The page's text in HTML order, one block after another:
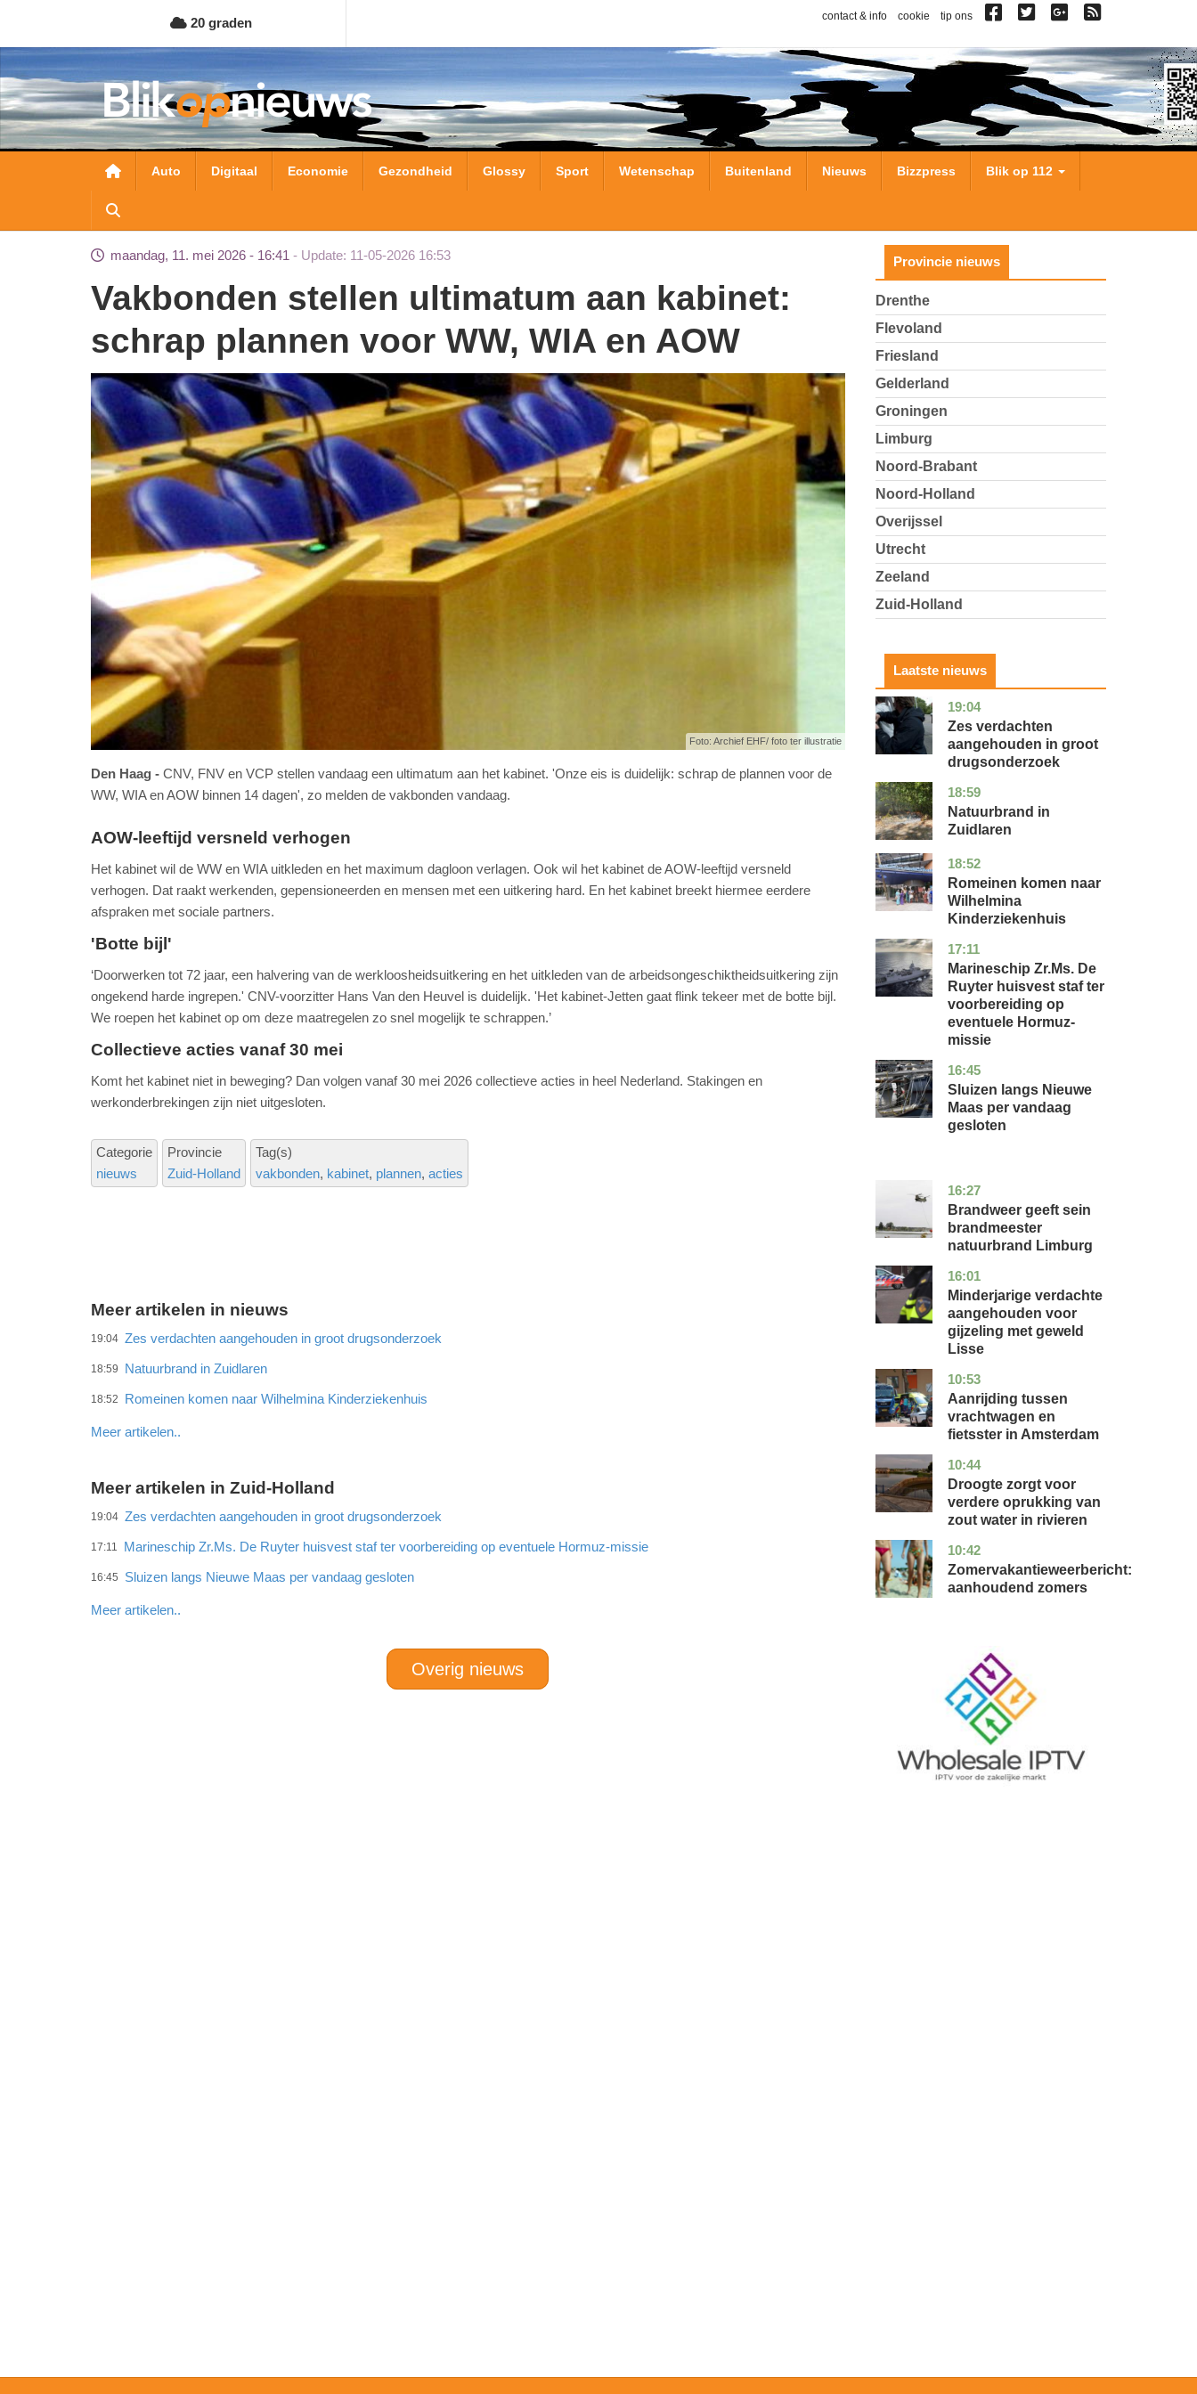
naar
de
inhoud
gaan
20 graden contact & info cookie tip ons
Hoofdnavigatie
Auto Digitaal Economie Gezondheid Glossy Sport Wetenschap Buitenland Nieuws Bizzpress Blik op 112
maandag, 11. mei 2026 - 16:41 Update: 11-05-2026 16:53
Vakbonden stellen ultimatum aan kabinet:
schrap plannen voor WW, WIA en AOW
Foto: Archief EHF/ foto ter illustratie
Den Haag
CNV, FNV en VCP stellen vandaag een ultimatum aan het kabinet. 'Onze eis is duidelijk: schrap de plannen voor de
WW, WIA en AOW binnen 14 dagen', zo melden de vakbonden vandaag.
AOW-leeftijd versneld verhogen
Het kabinet wil de WW en WIA uitkleden en het maximum dagloon verlagen. Ook wil het kabinet de AOW-leeftijd versneld
verhogen. Dat raakt werkenden, gepensioneerden en mensen met een uitkering hard. En het kabinet breekt hiermee eerdere
afspraken met sociale partners.
'Botte bijl'
‘Doorwerken tot 72 jaar, een halvering van de werkloosheidsuitkering en het uitkleden van de arbeidsongeschiktheidsuitkering zijn
ongekend harde ingrepen.' CNV-voorzitter Hans Van den Heuvel is duidelijk. 'Het kabinet-Jetten gaat flink tekeer met de botte bijl.
We roepen het kabinet op om deze maatregelen zo snel mogelijk te schrappen.’
Collectieve acties vanaf 30 mei
Komt het kabinet niet in beweging? Dan volgen vanaf 30 mei 2026 collectieve acties in heel Nederland. Stakingen en
werkonderbrekingen zijn niet uitgesloten.
Categorie
nieuws
Provincie
Zuid-Holland
Tag(s)
vakbonden kabinet plannen acties
Meer artikelen in nieuws
19:04 Zes verdachten aangehouden in groot drugsonderzoek
18:59 Natuurbrand in Zuidlaren
18:52 Romeinen komen naar Wilhelmina Kinderziekenhuis
Meer artikelen..
Meer artikelen in Zuid-Holland
19:04 Zes verdachten aangehouden in groot drugsonderzoek
17:11 Marineschip Zr.Ms. De Ruyter huisvest staf ter voorbereiding op eventuele Hormuz-missie
16:45 Sluizen langs Nieuwe Maas per vandaag gesloten
Meer artikelen..
Overig nieuws
Provincie nieuws
Drenthe
Flevoland
Friesland
Gelderland
Groningen
Limburg
Noord-Brabant
Noord-Holland
Overijssel
Utrecht
Zeeland
Zuid-Holland
Laatste nieuws
19:04
zuid-
holland
nieuws
Zes verdachten
aangehouden in groot
drugsonderzoek
18:59
drenthe
nieuws
Natuurbrand in
Zuidlaren
18:52
utrecht
nieuws
Romeinen komen naar
Wilhelmina
Kinderziekenhuis
17:11
zuid-
holland
nieuws
Marineschip Zr.Ms. De
Ruyter huisvest staf ter
voorbereiding op
eventuele Hormuz-
missie
16:45
zuid-
holland
nieuws
Sluizen langs Nieuwe
Maas per vandaag
gesloten
16:27
limburg
nieuws
Brandweer geeft sein
brandmeester
natuurbrand Limburg
16:01
zuid-
holland
nieuws
Minderjarige verdachte
aangehouden voor
gijzeling met geweld
Lisse
10:53
noord-
holland
nieuws
Aanrijding tussen
vrachtwagen en
fietsster in Amsterdam
10:44
gelderland
nieuws
Droogte zorgt voor
verdere oprukking van
zout water in rivieren
10:42
utrecht
nieuws
Zomervakantieweerbericht:
aanhoudend zomers